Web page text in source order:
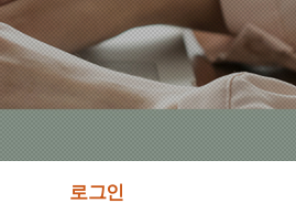
로그인